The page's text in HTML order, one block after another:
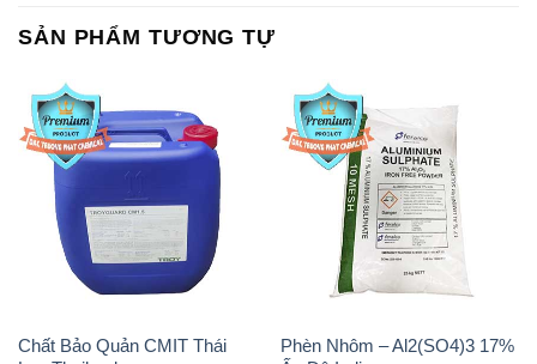
SẢN PHẨM TƯƠNG TỰ
Chất Bảo Quản CMIT Thái
Phèn Nhôm – Al2(SO4)3 17%